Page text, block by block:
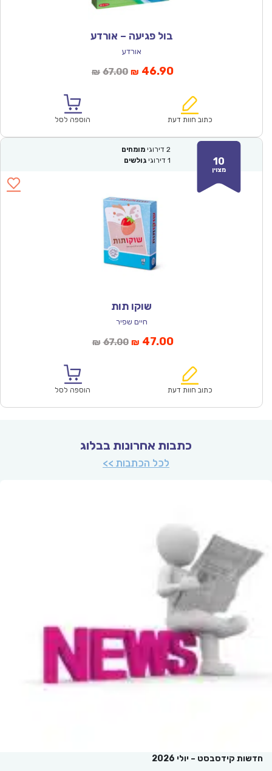
בול פגיעה – אורדע
אורדע
₪ 67.00המחיר
₪67.00.
₪ 46.90המחיר
הוא:
כתוב חוות דעת הוספה לסל
10
מצוין
2 דירוגי מומחים
1 דירוגי גולשים
שוקו תות
חיים שפיר
₪ 67.00המחיר
₪67.00.
₪ 47.00המחיר
הוא:
כתוב חוות דעת הוספה לסל
כתבות אחרונות בבלוג
לכל הכתבות >>
חדשות קידסבסט – יולי 2026